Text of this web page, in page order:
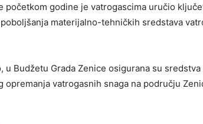
početkom godine je vatrogascima uručio
materijalno-tehničkih sredstava
u Budžetu Grada Zenice osigurana su
opremanja vatrogasnih snaga na području